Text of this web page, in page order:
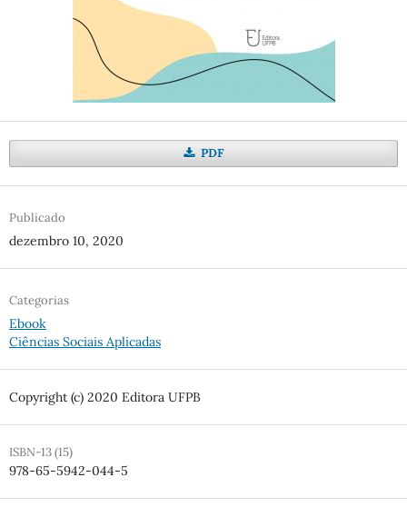
PDF
Publicado
dezembro 10, 2020
Categorias
Ebook
Ciências Sociais Aplicadas
Copyright (c) 2020 Editora UFPB
ISBN-13 (15)
978-65-5942-044-5